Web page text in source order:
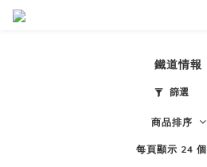
鐵道情報
篩選
商品排序
每頁顯示 24 個